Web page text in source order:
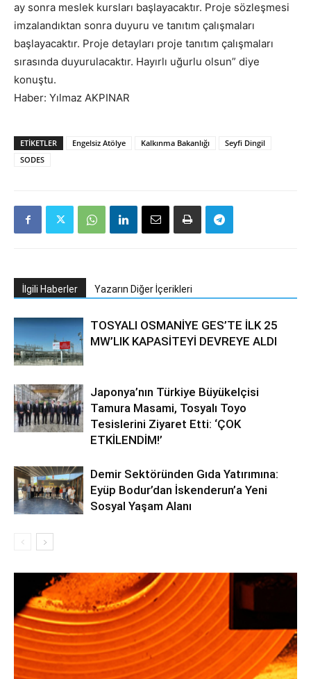
ay sonra meslek kursları başlayacaktır. Proje sözleşmesi
imzalandıktan sonra duyuru ve tanıtım çalışmaları
başlayacaktır. Proje detayları proje tanıtım çalışmaları
sırasında duyurulacaktır. Hayırlı uğurlu olsun” diye
konuştu.
Haber: Yılmaz AKPINAR
ETIKETLER Engelsiz Atölye Kalkınma Bakanlığı
Seyfi Dingil
SODES
İlgili Haberler Yazarın Diğer İçerikleri
TOSYALI OSMANİYE GES’TE İLK 25
MW’LIK KAPASİTEYİ DEVREYE ALDI
Japonya’nın Türkiye Büyükelçisi
Tamura Masami, Tosyalı Toyo
Tesislerini Ziyaret Etti: ‘ÇOK
ETKİLENDİM!’
Demir Sektöründen Gıda Yatırımına:
Eyüp Bodur’dan İskenderun’a Yeni
Sosyal Yaşam Alanı